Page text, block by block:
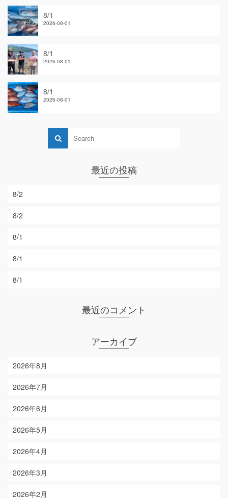
8/1
2026-08-01
8/1
2026-08-01
8/1
2026-08-01
最近の投稿
8/2
8/2
8/1
8/1
8/1
最近のコメント
アーカイブ
2026年8月
2026年7月
2026年6月
2026年5月
2026年4月
2026年3月
2026年2月